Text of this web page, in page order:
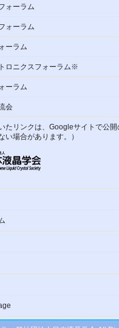
ォーラム
ォーラム
ーラム
ロニクスフォーラム※
ーラム
会
たリンクは、Googleサイトで公
い場合があります。）